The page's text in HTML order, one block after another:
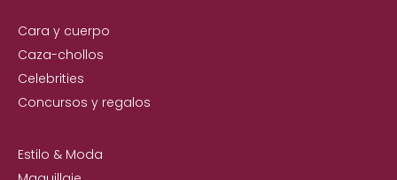
Cara y cuerpo
Caza-chollos
Celebrities
Concursos y regalos
Estilo & Moda